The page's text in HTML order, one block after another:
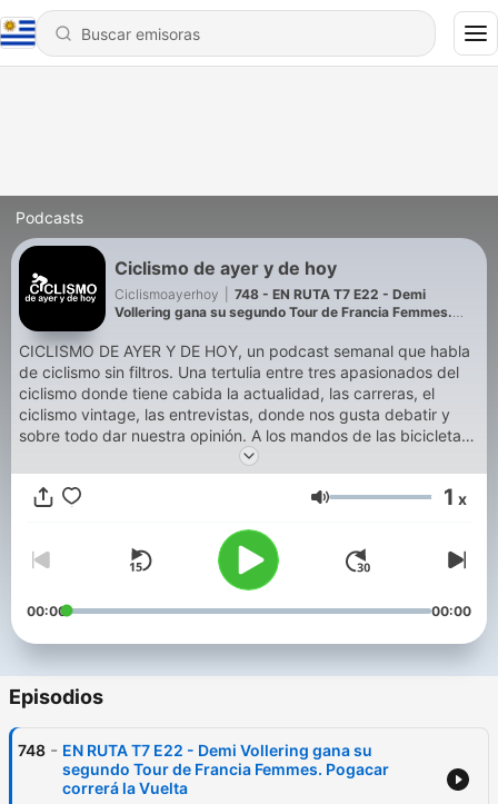
Podcasts
Ciclismo de ayer y de hoy
Ciclismoayerhoy
748 - EN RUTA T7 E22 - Demi
Vollering gana su segundo Tour de Francia Femmes.
CICLISMO DE AYER Y DE HOY, un podcast semanal que habla
de ciclismo sin filtros. Una tertulia entre tres apasionados del
ciclismo donde tiene cabida la actualidad, las carreras, el
ciclismo vintage, las entrevistas, donde nos gusta debatir y
sobre todo dar nuestra opinión. A los mandos de las bicicletas:
Jordi Martínez, David Gómez y Miguel Ángel Peláez. Pásate
por nuestra GRUPETA de Telegram para hacer más comunidad
(@ciclismoayerhoy), para charlar, para jugar, para divertirte
favorito. Twitter e Instagram: @ciclismoayerhoy
Volumen 1 x
00:00 00:00
Episodios
748 - EN RUTA T7 E22 - Demi Vollering gana su
segundo Tour de Francia Femmes. Pogacar
correrá la Vuelta